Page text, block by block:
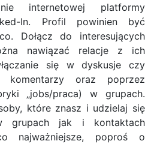
internetowej platformy
In. Profil powinien być
Dołącz do interesujących
nawiązać relacje z ich
się w dyskusje czy
komentarzy oraz poprzez
„jobs/praca) w grupach.
które znasz i udzielaj się
grupach jak i kontaktach
najważniejsze, poproś o